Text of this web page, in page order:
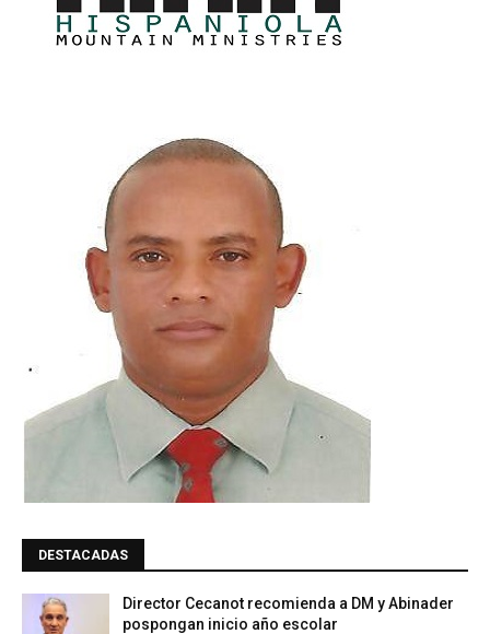
DESTACADAS
Director Cecanot recomienda a DM y Abinader
pospongan inicio año escolar